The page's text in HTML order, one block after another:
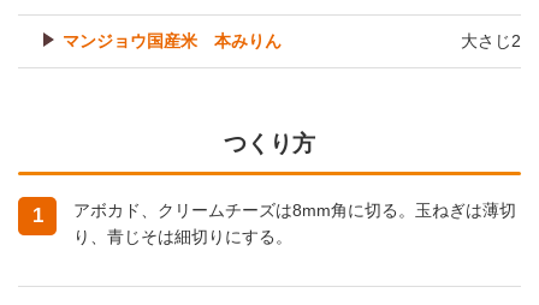
マンジョウ国産米 本みりん 大さじ2
つくり方
1
アボカド、クリームチーズは8mm角に切る。玉ねぎは薄切
り、青じそは細切りにする。